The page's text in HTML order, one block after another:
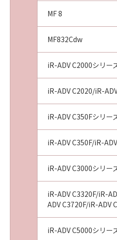
MF 8
MF832Cdw
iR-ADV C2000シリー
iR-ADV C2020/iR-
iR-ADV C350Fシリー
iR-ADV C350F/iR-
iR-ADV C3000シリー
iR-ADV C3320F/iR-
ADV C3720F/iR-ADV
iR-ADV C5000シリー